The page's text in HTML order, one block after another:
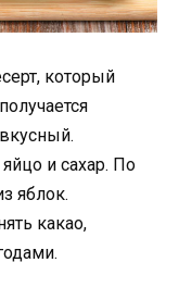
который
и сахар. По
яблок.
какао,